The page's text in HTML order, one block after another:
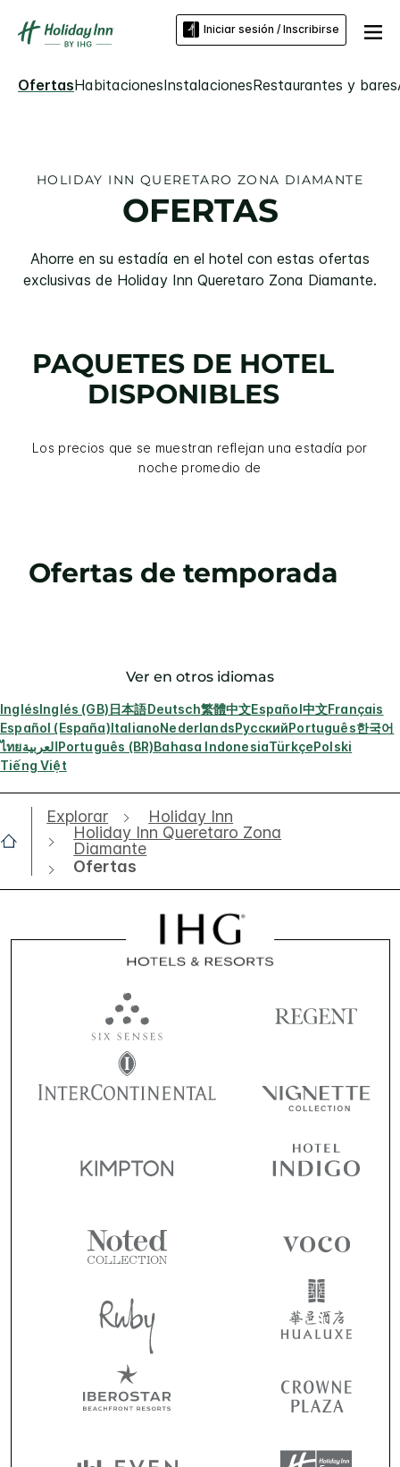
Iniciar sesión / Inscribirse
OfertasHabitacionesInstalacionesRestaurantes y bares
HOLIDAY INN QUERETARO ZONA DIAMANTE
OFERTAS
Ahorre en su estadía en el hotel con estas ofertas
exclusivas de Holiday Inn Queretaro Zona Diamante.
PAQUETES DE HOTEL
DISPONIBLES
Los precios que se muestran reflejan una estadía por
noche promedio de
Ofertas de temporada
Ver en otros idiomas
InglésInglés (GB)日本語Deutsch繁體中文Español中文Français
Español (España)ItalianoNederlandsРусскийPortuguês한국어
ไทยالعربيةPortuguês (BR)Bahasa IndonesiaTürkçePolski
Tiếng Việt
Explorar
Holiday Inn
Holiday Inn Queretaro Zona
Diamante
Ofertas